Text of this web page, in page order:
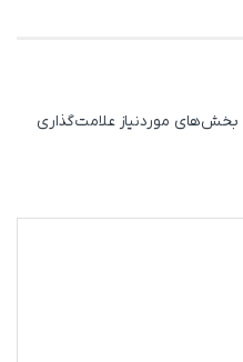
بخش‌های موردنیاز علامت‌گذاری